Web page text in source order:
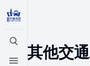
打开/关闭搜索
其他交